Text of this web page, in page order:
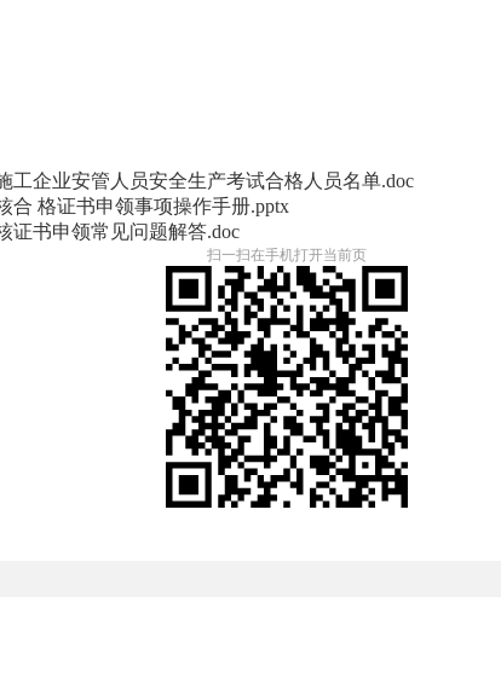
工企业安管人员安全生产考试合格人员名单.doc
合 格证书申领事项操作手册.pptx
证书申领常见问题解答.doc
扫一扫在手机打开当前页